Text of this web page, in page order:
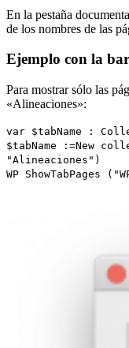
En la pestaña
de los nombres de las
Ejemplo con la
Para mostrar sólo las
«Alineaciones»:
var $tabName :
$tabName :=New
"Alineaciones")
WP ShowTabPages